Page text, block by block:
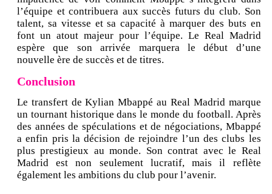
l’équipe et contribuera aux succès futurs du club. Son
talent, sa vitesse et sa capacité à marquer des buts en
font un atout majeur pour l’équipe. Le Real Madrid
espère que son arrivée marquera le début d’une
nouvelle ère de succès et de titres.
Conclusion
Le transfert de Kylian Mbappé au Real Madrid marque
un tournant historique dans le monde du football. Après
des années de spéculations et de négociations, Mbappé
a enfin pris la décision de rejoindre l’un des clubs les
plus prestigieux au monde. Son contrat avec le Real
Madrid est non seulement lucratif, mais il reflète
également les ambitions du club pour l’avenir.